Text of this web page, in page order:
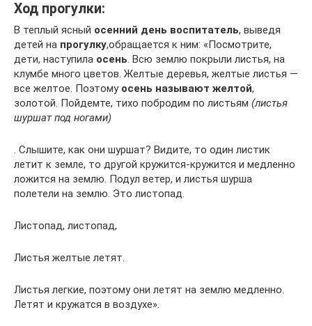
Ход прогулки:
В теплый ясный осенний день воспитатель, выведя
детей на прогулку,обращается к ним: «Посмотрите,
дети, наступила осень. Всю землю покрыли листья, на
клумбе много цветов. Желтые деревья, желтые листья —
все желтое. Поэтому осень называют желтой,
золотой. Пойдемте, тихо побродим по листьям (листья
шуршат под ногами)
. Слышите, как они шуршат? Видите, то один листик
летит к земле, то другой кружится-кружится и медленно
ложится на землю. Подул ветер, и листья шурша
полетели на землю. Это листопад.
Листопад, листопад,
Листья желтые летят.
Листья легкие, поэтому они летят на землю медленно.
Летят и кружатся в воздухе».